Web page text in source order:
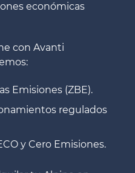
económicas
con Avanti
Emisiones (ZBE).
regulados
y Cero Emisiones.